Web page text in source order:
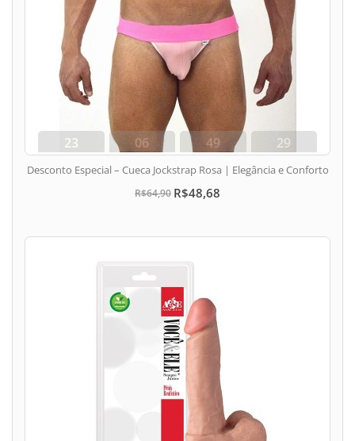
23
dias
06
hora
49
min
28
seg
Desconto Especial – Cueca Jockstrap Rosa | Elegância e Conforto
R$64,90 R$48,68